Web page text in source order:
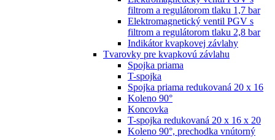
filtrom a regulátorom tlaku 1,7 bar
Elektromagnetický ventil PGV s
filtrom a regulátorom tlaku 2,8 bar
Indikátor kvapkovej závlahy
Tvarovky pre kvapkovú závlahu
Spojka priama
T-spojka
Spojka priama redukovaná 20 x 16
Koleno 90°
Koncovka
T-spojka redukovaná 20 x 16 x 20
Koleno 90°, prechodka vnútorný